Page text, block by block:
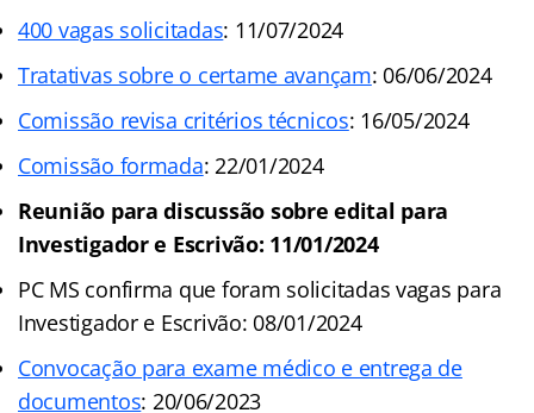
400 vagas solicitadas: 11/07/2024
Tratativas sobre o certame avançam: 06/06/2024
Comissão revisa critérios técnicos: 16/05/2024
Comissão formada: 22/01/2024
Reunião para discussão sobre edital para
Investigador e Escrivão: 11/01/2024
PC MS confirma que foram solicitadas vagas para
Investigador e Escrivão: 08/01/2024
Convocação para exame médico e entrega de
documentos: 20/06/2023